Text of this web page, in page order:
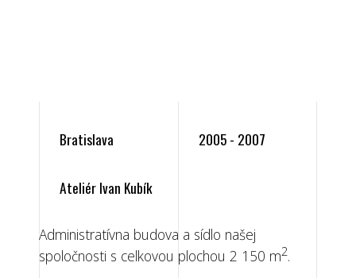
Bratislava 2005 - 2007
Ateliér Ivan Kubík
Administratívna budova a sídlo našej
spoločnosti s celkovou plochou 2 150 m2.